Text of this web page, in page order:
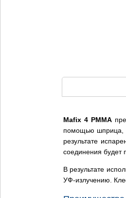
Mafix 4 PMMA
помощью шприца,
результате
соединения будет
В результате
УФ-излучению.